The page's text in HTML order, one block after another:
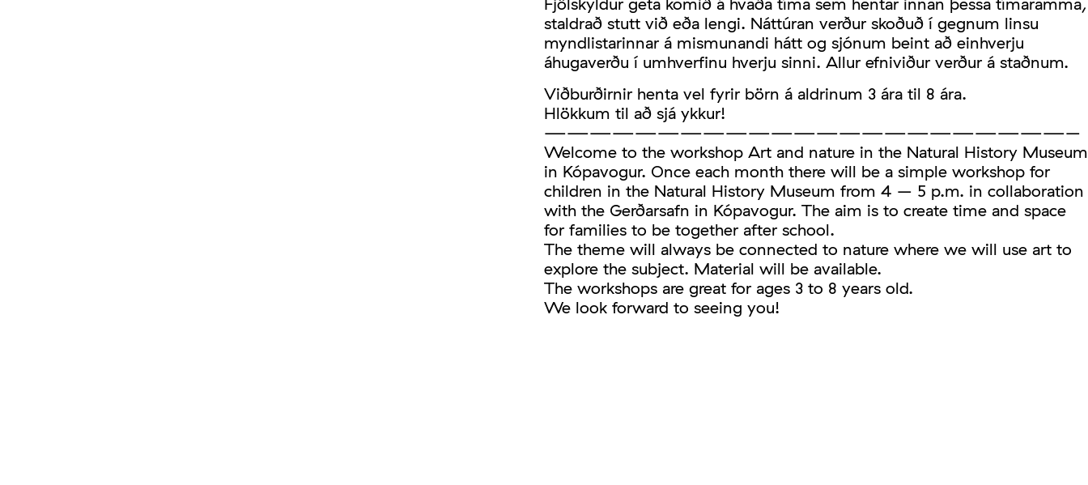
staldrað stutt við eða lengi. Náttúran verður skoðuð í gegnum linsu
myndlistarinnar á mismunandi hátt og sjónum beint að einhverju
áhugaverðu í umhverfinu hverju sinni. Allur efniviður verður á staðnum.
Viðburðirnir henta vel fyrir börn á aldrinum 3 ára til 8 ára.
Hlökkum til að sjá ykkur!
———————————————————————–
Welcome to the workshop Art and nature in the Natural History Museum
in Kópavogur. Once each month there will be a simple workshop for
children in the Natural History Museum from 4 – 5 p.m. in collaboration
with the Gerðarsafn in Kópavogur. The aim is to create time and space
for families to be together after school.
The theme will always be connected to nature where we will use art to
explore the subject. Material will be available.
The workshops are great for ages 3 to 8 years old.
We look forward to seeing you!